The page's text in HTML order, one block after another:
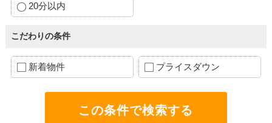
20分以内
こだわりの条件
新着物件 プライスダウン